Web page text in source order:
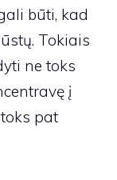
būti, kad
Tokiais
ne toks
į
pat